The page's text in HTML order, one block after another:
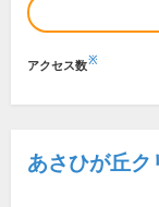
アクセス数※
あさひが丘ク